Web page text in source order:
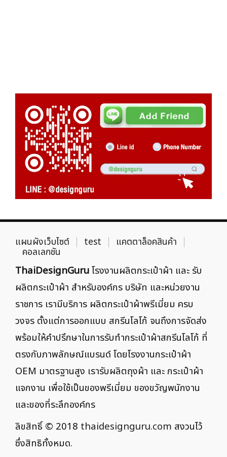
แผนผังเว็บไซต์ test แคตตาล็อคสินค้า
คอลเลกชัน
ThaiDesignGuruโรงงานผลิตกระเป๋าผ้า และ รับ
ผลิตกระเป๋าผ้า สำหรับองค์กร บริษัท และหน่วยงาน
ราชการ เรามีบริการ ผลิตกระเป๋าผ้าพรีเมี่ยม ครบ
วงจร ตั้งแต่การออกแบบ สกรีนโลโก้ จนถึงการจัดส่ง
พร้อมให้คำปรึกษาในการรับทำกระเป๋าผ้าสกรีนโลโก้ ที่
ตรงกับภาพลักษณ์แบรนด์ โดยโรงงานกระเป๋าผ้า
OEM มาตรฐานสูง เรารับผลิตถุงผ้า และ กระเป๋าผ้า
แจกงาน เพื่อใช้เป็นของพรีเมี่ยม ของขวัญพนักงาน
และของที่ระลึกองค์กร
ลิขสิทธิ์ © 2018 thaidesignguru.com สงวนไว้
ซึ่งสิทธิทั้งหมด.